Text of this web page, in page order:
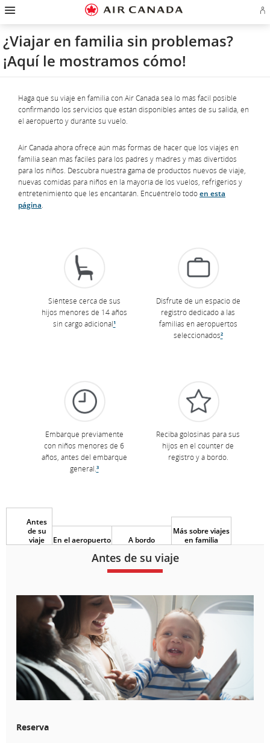
página
inicio
Omitir
pasar
la
pantalla
de
navegación
principal
Omitir
pasar
contenido
campo
búsqueda
Omitir
pasar
los
vínculos
del
pie
de
Omitir
pasar
mapa
del
sitio
Omitir
pasar
Contáctenos
¿Viajar en familia sin problemas?
¡Aquí le mostramos cómo!
Haga que su viaje en familia con Air Canada sea lo más fácil posible
confirmando los servicios que están disponibles antes de su salida, en
el aeropuerto y durante su vuelo.
Air Canada ahora ofrece aún más formas de hacer que los viajes en
familia sean más fáciles para los padres y madres y más divertidos
para los niños. Descubra nuestra gama de productos nuevos de viaje,
nuevas comidas para niños en la mayoría de los vuelos, refrigerios y
entretenimiento que les encantarán. Encuéntrelo todoen esta
página.
Siéntese cerca de sus
hijos menores de 14 años
sin cargo adicional¹
Disfrute de un espacio de
registro dedicado a las
familias en aeropuertos
seleccionados²
Embarque previamente
con niños menores de 6
años, antes del embarque
general.³
Reciba golosinas para sus
hijos en el counter de
registro y a bordo.
Antes
de su
viaje
En el aeropuerto A bordo
Más sobre viajes
en familia
Antes de su viaje
Reserva